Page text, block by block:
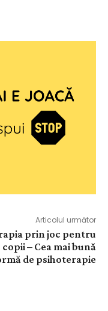
Articolul următor
prin joc pentru
copii – Cea mai bună
de psihoterapie